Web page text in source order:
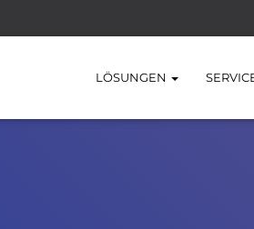
LÖSUNGEN